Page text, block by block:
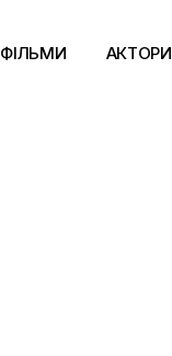
ФІЛЬМИ АКТОРИ